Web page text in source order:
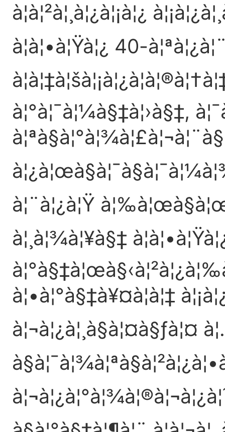
à¦à¦²à¦¸à¦¿à¦¡à¦¿
à¦à¦•à¦Ÿà¦¿ 40-
à¦°à¦¯à¦¼à§‡à¦›à§‡,
à¦¨à¦¿à¦Ÿ
à¦¸à¦¾à¦¥à§‡
à¦•à¦°à§‡à¥¤à¦à¦‡
à¦¬à¦¿à¦¸à§à¦¤à§ƒà¦¤